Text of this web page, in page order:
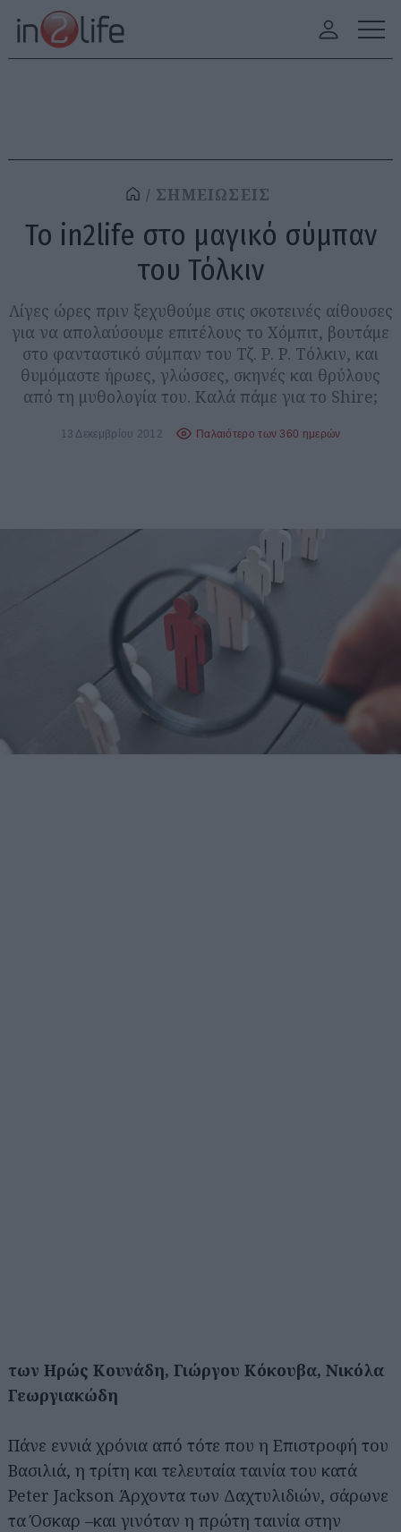
ΣΗΜΕΙΩΣΕΙΣ
Το in2life στο μαγικό σύμπαν
του Τόλκιν
Λίγες ώρες πριν ξεχυθούμε στις σκοτεινές αίθουσες
για να απολαύσουμε επιτέλους το Χόμπιτ, βουτάμε
στο φανταστικό σύμπαν του Τζ. Ρ. Ρ. Τόλκιν, και
θυμόμαστε ήρωες, γλώσσες, σκηνές και θρύλους
από τη μυθολογία του. Καλά πάμε για το Shire;
13 Δεκεμβρίου 2012 Παλαιότερο των 360 ημερών
των Ηρώς Κουνάδη, Γιώργου Κόκουβα, Νικόλα
Γεωργιακώδη
Πάνε εννιά χρόνια από τότε που η Επιστροφή του
Βασιλιά, η τρίτη και τελευταία ταινία του κατά
Peter Jackson Άρχοντα των Δαχτυλιδιών, σάρωνε
τα Όσκαρ –και γινόταν η πρώτη ταινία στην